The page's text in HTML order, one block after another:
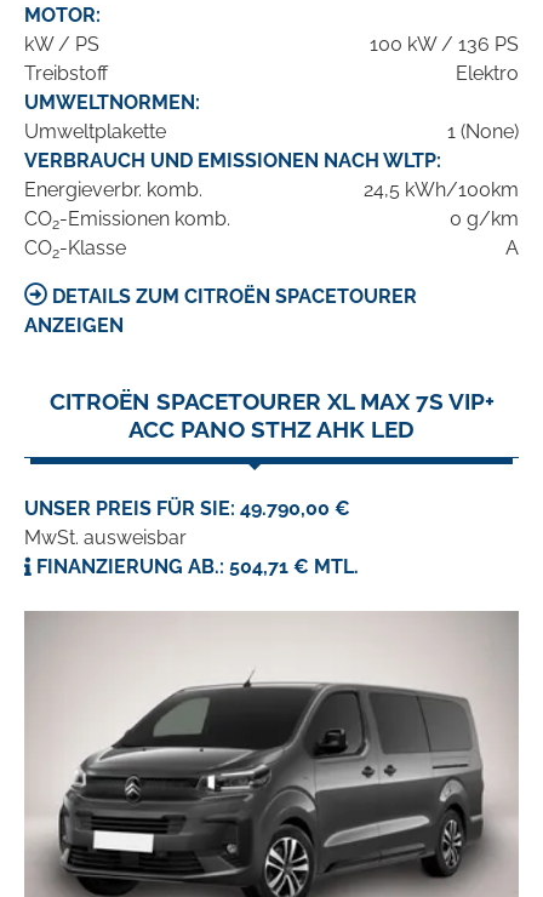
MOTOR:
kW / PS
100 kW / 136 PS
Treibstoff
Elektro
UMWELTNORMEN:
Umweltplakette
1 (None)
VERBRAUCH UND EMISSIONEN NACH WLTP:
Energieverbr. komb.
24,5 kWh/100km
CO2-Emissionen komb.
0 g/km
CO2-Klasse A
DETAILS ZUM CITROËN SPACETOURER
ANZEIGEN
CITROËN SPACETOURER XL MAX 7S VIP+
ACC PANO STHZ AHK LED
UNSER PREIS FÜR SIE: 49.790,00 €
MwSt. ausweisbar
FINANZIERUNG AB.: 504,71 € MTL.